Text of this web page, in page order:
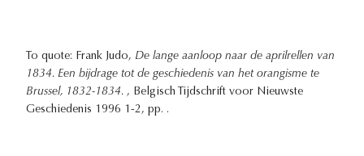
To quote: Frank Judo, De lange aanloop naar de aprilrellen van
1834. Een bijdrage tot de geschiedenis van het orangisme te
Brussel, 1832-1834. , Belgisch Tijdschrift voor Nieuwste
Geschiedenis 1996 1-2, pp. .